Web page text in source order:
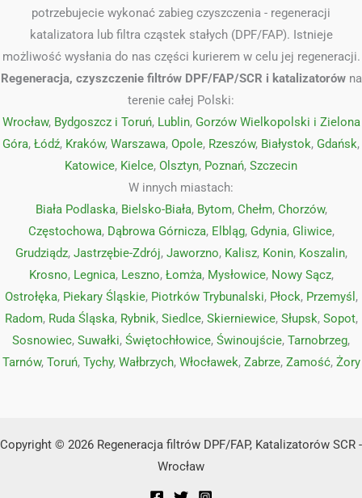
potrzebujecie wykonać zabieg czyszczenia - regeneracji
katalizatora lub filtra cząstek stałych (DPF/FAP). Istnieje
możliwość wysłania do nas części kurierem w celu jej regeneracji.
Regeneracja, czyszczenie filtrów DPF/FAP/SCR i katalizatorówna
terenie całej Polski:
Wrocław, Bydgoszcz i Toruń, Lublin, Gorzów Wielkopolski i Zielona
Góra, Łódź, Kraków, Warszawa, Opole, Rzeszów, Białystok, Gdańsk,
Katowice, Kielce, Olsztyn, Poznań, Szczecin
W innych miastach:
Biała Podlaska, Bielsko-Biała, Bytom, Chełm, Chorzów,
Częstochowa, Dąbrowa Górnicza, Elbląg, Gdynia, Gliwice,
Grudziądz, Jastrzębie-Zdrój, Jaworzno, Kalisz, Konin, Koszalin,
Krosno, Legnica, Leszno, Łomża, Mysłowice, Nowy Sącz,
Ostrołęka, Piekary Śląskie, Piotrków Trybunalski, Płock, Przemyśl ,
Radom, Ruda Śląska, Rybnik, Siedlce, Skierniewice, Słupsk, Sopot,
Sosnowiec, Suwałki, Świętochłowice, Świnoujście, Tarnobrzeg,
Tarnów, Toruń, Tychy, Wałbrzych, Włocławek, Zabrze, Zamość, Żory
Copyright © 2026 Regeneracja filtrów DPF/FAP, Katalizatorów SCR -
Wrocław